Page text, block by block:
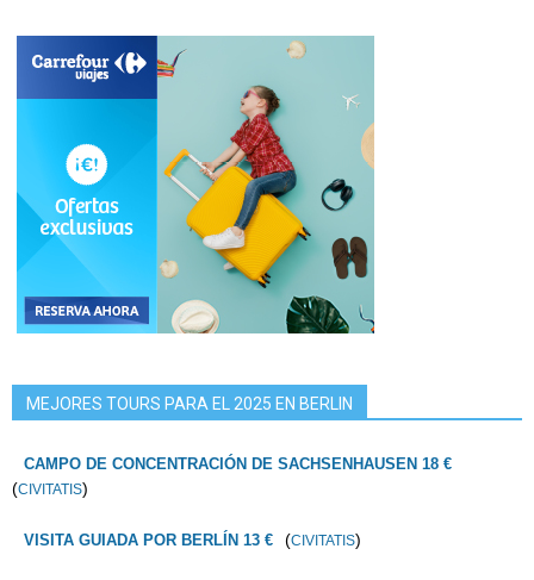
MEJORES TOURS PARA EL 2025 EN BERLIN
CAMPO DE CONCENTRACIÓN DE SACHSENHAUSEN 18 €
(CIVITATIS)
VISITA GUIADA POR BERLÍN 13 € (CIVITATIS)